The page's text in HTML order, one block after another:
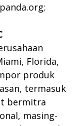
;
Florida,
produk
termasuk
bermitra
masing-